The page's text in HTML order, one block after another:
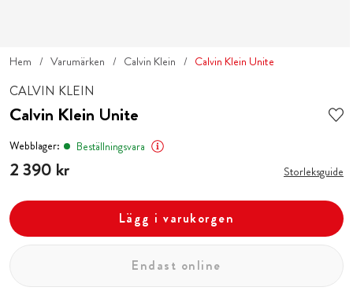
Hem Varumärken Calvin Klein Calvin Klein Unite
CALVIN KLEIN
Calvin Klein Unite
Webblager: Beställningsvara
Pris:2 390 kr
2 390 kr Storleksguide
Lägg i varukorgen
Endast online